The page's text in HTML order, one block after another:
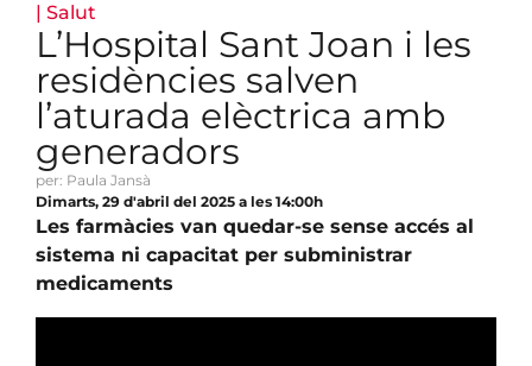
| Salut
L’Hospital Sant Joan i les
residències salven
l’aturada elèctrica amb
generadors
per: Paula Jansà
Dimarts, 29 d'abril del 2025 a les 14:00h
Les farmàcies van quedar-se sense accés al
sistema ni capacitat per subministrar
medicaments